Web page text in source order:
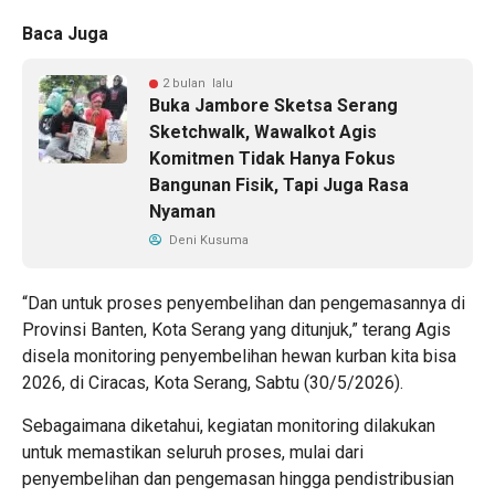
Baca Juga
2 bulan lalu
Buka Jambore Sketsa Serang
Sketchwalk, Wawalkot Agis
Komitmen Tidak Hanya Fokus
Bangunan Fisik, Tapi Juga Rasa
Nyaman
Deni Kusuma
“Dan untuk proses penyembelihan dan pengemasannya di
Provinsi Banten, Kota Serang yang ditunjuk,” terang Agis
disela monitoring penyembelihan hewan kurban kita bisa
2026, di Ciracas, Kota Serang, Sabtu (30/5/2026).
Sebagaimana diketahui, kegiatan monitoring dilakukan
untuk memastikan seluruh proses, mulai dari
penyembelihan dan pengemasan hingga pendistribusian